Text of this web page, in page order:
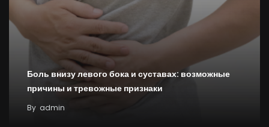
Боль внизу левого бока и суставах: возможные
причины и тревожные признаки
By admin